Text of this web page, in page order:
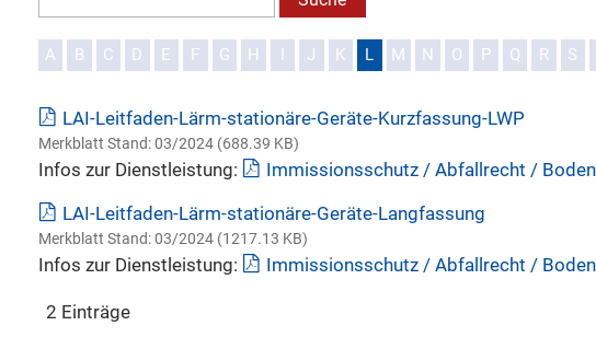
A B C D E F G H I J K L M N O P Q R S
LAI-Leitfaden-Lärm-stationäre-Geräte-Kurzfassung-LWP
Merkblatt Stand: 03/2024 (688.39 KB)
Infos zur Dienstleistung:
Immissionsschutz / Abfallrecht /
LAI-Leitfaden-Lärm-stationäre-Geräte-Langfassung
Merkblatt Stand: 03/2024 (1217.13 KB)
Infos zur Dienstleistung: Immissionsschutz / Abfallrecht /
2 Einträge